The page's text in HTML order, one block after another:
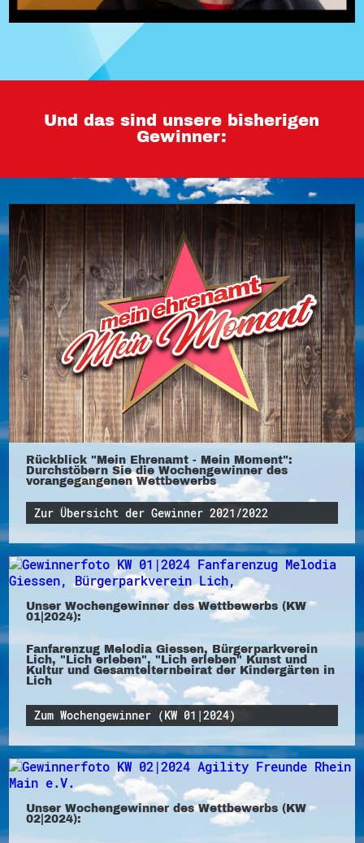
Und das sind unsere bisherigen
Gewinner:
Rückblick "Mein Ehrenamt - Mein Moment":
Durchstöbern Sie die Wochengewinner des
vorangegangenen Wettbewerbs
Zur Übersicht der Gewinner 2021/2022
Unser Wochengewinner des Wettbewerbs (KW
01|2024):
Fanfarenzug Melodia Giessen, Bürgerparkverein
Lich, "Lich erleben", "Lich erleben" Kunst und
Kultur und Gesamtelternbeirat der Kindergärten in
Lich
Zum Wochengewinner (KW 01|2024)
Unser Wochengewinner des Wettbewerbs (KW
02|2024):